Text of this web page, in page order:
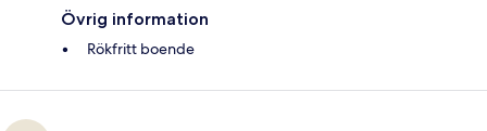
Övrig information
Rökfritt boende